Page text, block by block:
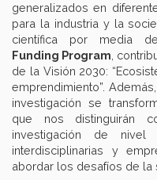
generalizados en
para la industria y la
científica por media
Funding Program ,
de la Visión 2030:
emprendimiento”.
investigación se
que nos distinguirán
investigación de nivel
interdisciplinarias y
abordar los desafíos de la